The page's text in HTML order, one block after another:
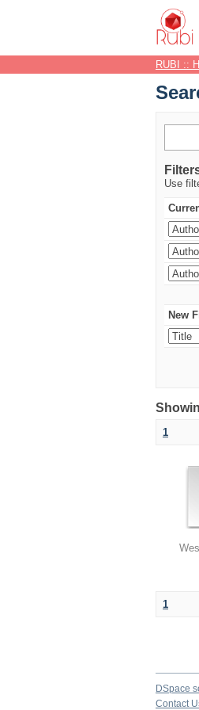
RUBI ::
Use
New
1
1
DSpace
Contact